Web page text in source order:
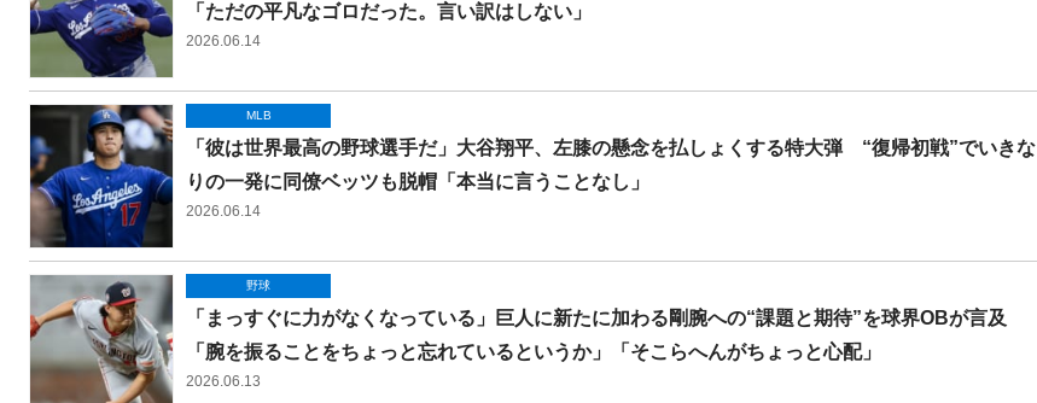
「ただの平凡なゴロだった。言い訳はしない」
2026.06.14
MLB
「彼は世界最高の野球選手だ」大谷翔平、左膝の懸念を払しょくする特大弾 “復帰初戦”でいきな
りの一発に同僚ベッツも脱帽「本当に言うことなし」
2026.06.14
野球
「まっすぐに力がなくなっている」巨人に新たに加わる剛腕への“課題と期待”を球界OBが言及
「腕を振ることをちょっと忘れているというか」「そこらへんがちょっと心配」
2026.06.13